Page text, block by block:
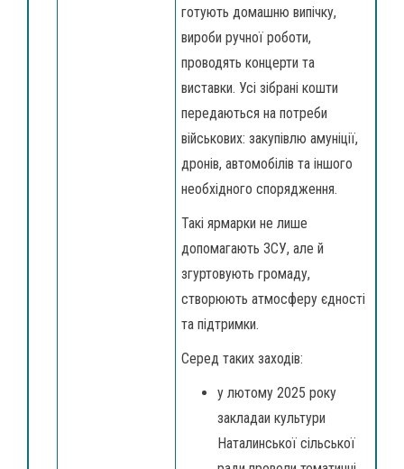
готують домашню випічку,
вироби ручної роботи,
проводять концерти та
виставки. Усі зібрані кошти
передаються на потреби
військових: закупівлю амуніції,
дронів, автомобілів та іншого
необхідного спорядження.
Такі ярмарки не лише
допомагають ЗСУ, але й
згуртовують громаду,
створюють атмосферу єдності
та підтримки.
Серед таких заходів:
у лютому 2025 року
закладаи культури
Наталинської сільської